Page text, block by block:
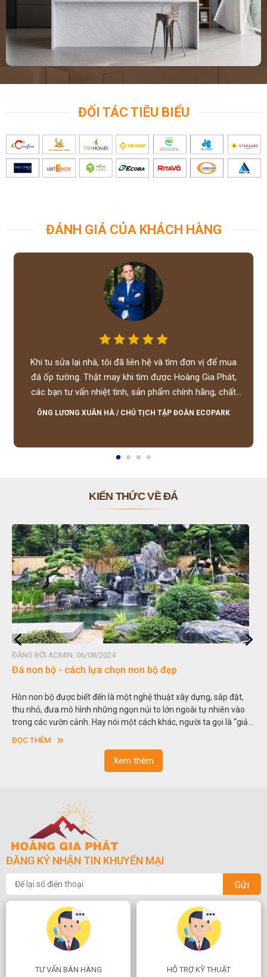
ĐỐI TÁC TIÊU BIỂU
ĐÁNH GIÁ CỦA KHÁCH HÀNG
Khi tu sửa lại nhà, tôi đã liên hệ và tìm đơn vị để mua
đá ốp tường. Thật may khi tìm được Hoàng Gia Phát,
các bạn tư vấn nhiệt tình, sản phẩm chính hãng, chất
lượng tốt, giá hợp lý, hỗ trợ tận tình.
ÔNG LƯƠNG XUÂN HÀ / CHỦ TỊCH TẬP ĐOÀN ECOPARK
KIẾN THỨC VỀ ĐÁ
ĐĂNG BỞI HOÀNG GIA PHÁT, 15/06/2024
Tư vấn chọn đá bàn bếp - những loại đá đẹp mà bền
Đá ốp bếp là nguyên vật liệu quen thuộc với mọi gia đình thời nay,
việc sử dụng đá trong trang trí nhà bếp không chỉ mang lại sự
sang trọng, nâng cao tính thẩm mỹ mà còn bền bỉ theo thời gian.
So với nguyên liệu đá tự nhiên, đá thạch anh nhân tạo cũng khá
phổ biến và khá được ưa dùng. Vậy nên chọn đá tự nhiên hay
nhân tạo để ốp bếp tốt hơn. Hãy tìm hiểu ngay dưới đây nhé.
ĐỌC THÊM
Xem thêm
ĐĂNG KÝ NHẬN TIN KHUYẾN MẠI
Gửi
TƯ VẤN BÁN HÀNG HỖ TRỢ KỸ THUẬT